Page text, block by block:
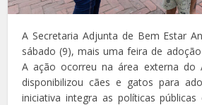
A Secretaria Adjunta de Bem Estar
sábado (9), mais uma feira de
A ação ocorreu na área externa do
disponibilizou cães e gatos para
iniciativa integra as políticas